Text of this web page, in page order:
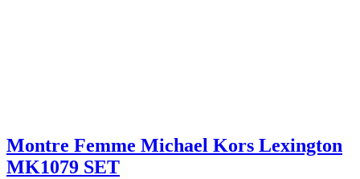
Montre Femme Michael Kors Lexington
MK1079 SET